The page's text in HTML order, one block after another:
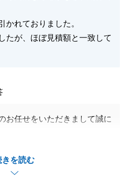
かれておりました。
たが、ほぼ見積額と一致して
きを読む
お任せをいただきまして誠に
ご相談がありましたらお気軽